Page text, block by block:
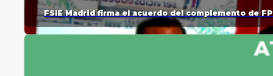
FSIE Madrid firma el acuerdo del complemento de